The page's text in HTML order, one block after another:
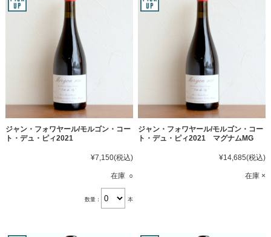
ジャン・フォワヤール/モルゴン・コー
ト・デュ・ピィ2021
¥7,150(税込)
在庫 ○
数量： 本
ジャン・フォワヤール/モルゴン・コー
ト・デュ・ピィ2021 マグナムMG
¥14,685(税込)
在庫 ×